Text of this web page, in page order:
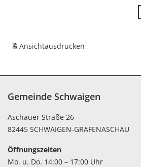
Ansichtausdrucken
Gemeinde Schwaigen
Aschauer Straße 26
82445 SCHWAIGEN-GRAFENASCHAU
Öffnungszeiten
Mo. u. Do. 14:00 – 17:00 Uhr